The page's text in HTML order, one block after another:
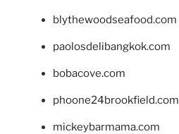
blythewoodseafood.com
paolosdelibangkok.com
bobacove.com
phoone24brookfield.com
mickeybarmama.com